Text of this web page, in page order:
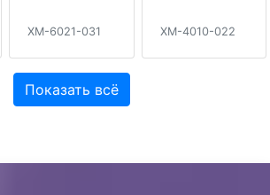
XM-6021-031 XM-4010-022
Показать всё